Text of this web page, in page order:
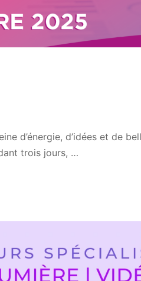
d’énergie, d’idées et de
trois jours, …